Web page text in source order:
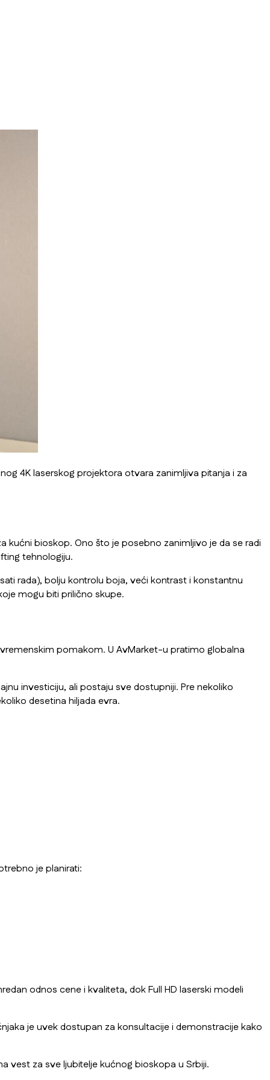
4K laserskog projektora otvara zanimljiva pitanja i za
kućni bioskop. Ono što je posebno zanimljivo je da se radi
tehnologiju.
rada), bolju kontrolu boja, veći kontrast i konstantnu
mogu biti prilično skupe.
pomakom. U AvMarket-u pratimo globalna
investiciju, ali postaju sve dostupniji. Pre nekoliko
desetina hiljada evra.
je planirati:
odnos cene i kvaliteta, dok Full HD laserski modeli
je uvek dostupan za konsultacije i demonstracije kako
vest za sve ljubitelje kućnog bioskopa u Srbiji.